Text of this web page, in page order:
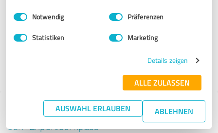
Impressum Datenschutzbestimmungen
Einwilligungsauswahl
Notwendig Präferenzen
Statistiken Marketing
Details zeigen
ALLE ZULASSEN
AUSWAHL ERLAUBEN ABLEHNEN
erka Verpackungssysteme GmbH
Tipp: Die passenden Experten finden - mit
dem ExpertCompass